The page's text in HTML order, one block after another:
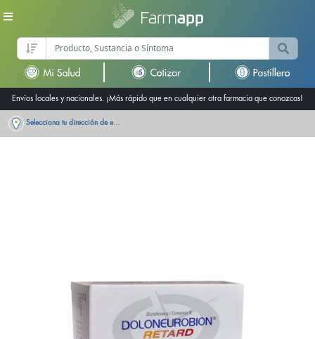
Envíos locales y nacionales. ¡Más rápido que en cualquier otra farmacia que conozcas!
Selecciona tu dirección de entrega